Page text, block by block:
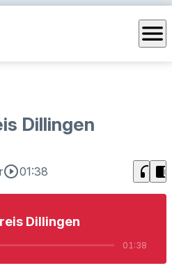
menu
Dillingen
play_circle_outline01:38 headphones chrome_reader_mode
Dillingen
01:38